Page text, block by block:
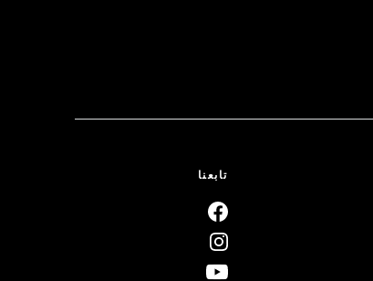
تابعنا